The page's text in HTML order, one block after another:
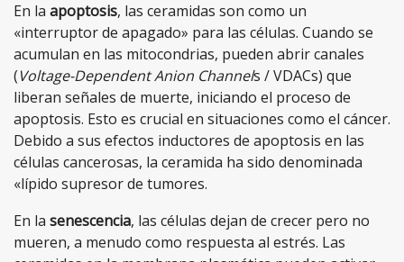
En la apoptosis, las ceramidas son como un
«interruptor de apagado» para las células. Cuando se
acumulan en las mitocondrias, pueden abrir canales
(Voltage-Dependent Anion Channels / VDACs) que
liberan señales de muerte, iniciando el proceso de
apoptosis. Esto es crucial en situaciones como el cáncer.
Debido a sus efectos inductores de apoptosis en las
células cancerosas, la ceramida ha sido denominada
«lípido supresor de tumores.
En la senescencia, las células dejan de crecer pero no
mueren, a menudo como respuesta al estrés. Las